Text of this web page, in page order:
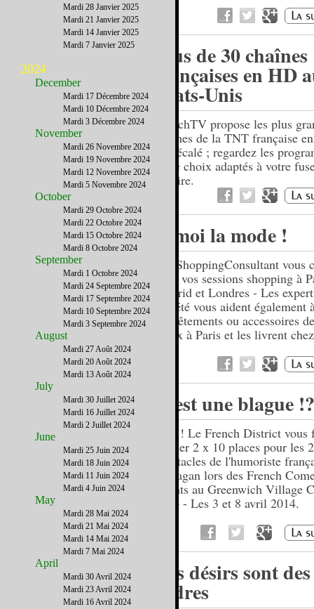
Plus de 30 chaînes
françaises en HD
Etats-Unis
FrenchTV propose les plus
chaînes de la TNT française
en décalé ; regardez les
votre choix adaptés à votre
horaire.
A moi la mode !
My ShoppingConsultant vous
dans vos sessions shopping à
Madrid et Londres - Les
société vous aident également
les vêtements ou accessoires
choix à Paris et les livrent
C'est une blague !?
Non ! Le French District vous
gagner 2 x 10 places pour les 2
spectacles de l'humoriste
Kallagan lors des French
Nights au Greenwich Village
Club - Les 3 et 8 avril 2014.
Vos désirs sont des
ordres
Mardi 28 Janvier 2025
Mardi 21 Janvier 2025
Mardi 14 Janvier 2025
Mardi 7 Janvier 2025
2024
December
Mardi 17 Décembre 2024
Mardi 10 Décembre 2024
Mardi 3 Décembre 2024
November
Mardi 26 Novembre 2024
Mardi 19 Novembre 2024
Mardi 12 Novembre 2024
Mardi 5 Novembre 2024
October
Mardi 29 Octobre 2024
Mardi 22 Octobre 2024
Mardi 15 Octobre 2024
Mardi 8 Octobre 2024
September
Mardi 1 Octobre 2024
Mardi 24 Septembre 2024
Mardi 17 Septembre 2024
Mardi 10 Septembre 2024
Mardi 3 Septembre 2024
August
Mardi 27 Août 2024
Mardi 20 Août 2024
Mardi 13 Août 2024
July
Mardi 30 Juillet 2024
Mardi 16 Juillet 2024
Mardi 2 Juillet 2024
June
Mardi 25 Juin 2024
Mardi 18 Juin 2024
Mardi 11 Juin 2024
Mardi 4 Juin 2024
May
Mardi 28 Mai 2024
Mardi 21 Mai 2024
Mardi 14 Mai 2024
Mardi 7 Mai 2024
April
Mardi 30 Avril 2024
Mardi 23 Avril 2024
Mardi 16 Avril 2024